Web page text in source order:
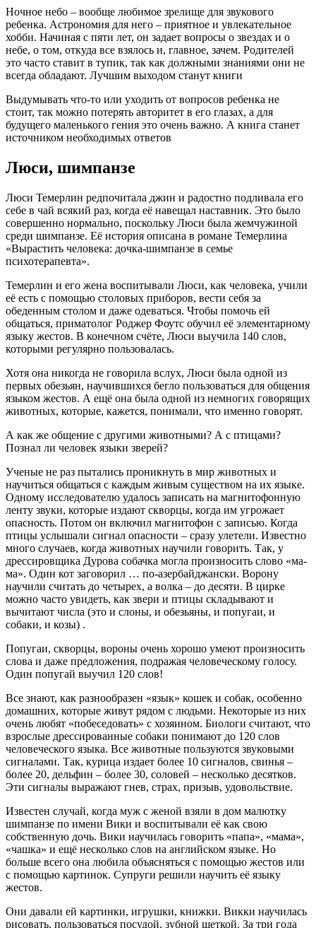
Ночное небо – вообще любимое зрелище для звукового
ребенка. Астрономия для него – приятное и увлекательное
хобби. Начиная с пяти лет, он задает вопросы о звездах и о
небе, о том, откуда все взялось и, главное, зачем. Родителей
это часто ставит в тупик, так как должными знаниями они не
всегда обладают. Лучшим выходом станут книги
Выдумывать что-то или уходить от вопросов ребенка не
стоит, так можно потерять авторитет в его глазах, а для
будущего маленького гения это очень важно. А книга станет
источником необходимых ответов
Люси, шимпанзе
Люси Темерлин редпочитала джин и радостно подливала его
себе в чай всякий раз, когда её навещал наставник. Это было
совершенно нормально, поскольку Люси была жемчужиной
среди шимпанзе. Её история описана в романе Темерлина
«Вырастить человека: дочка-шимпанзе в семье
психотерапевта».
Темерлин и его жена воспитывали Люси, как человека, учили
её есть с помощью столовых приборов, вести себя за
обеденным столом и даже одеваться. Чтобы помочь ей
общаться, приматолог Роджер Фоутс обучил её элементарному
языку жестов. В конечном счёте, Люси выучила 140 слов,
которыми регулярно пользовалась.
Хотя она никогда не говорила вслух, Люси была одной из
первых обезьян, научившихся бегло пользоваться для общения
языком жестов. А ещё она была одной из немногих говорящих
животных, которые, кажется, понимали, что именно говорят.
А как же общение с другими животными? А с птицами?
Познал ли человек языки зверей?
Ученые не раз пытались проникнуть в мир животных и
научиться общаться с каждым живым существом на их языке.
Одному исследователю удалось записать на магнитофонную
ленту звуки, которые издают скворцы, когда им угрожает
опасность. Потом он включил магнитофон с записью. Когда
птицы услышали сигнал опасности – сразу улетели. Известно
много случаев, когда животных научили говорить. Так, у
дрессировщика Дурова собачка могла произносить слово «ма-
ма». Один кот заговорил … по-азербайджански. Ворону
научили считать до четырех, а волка – до десяти. В цирке
можно часто увидеть, как звери и птицы складывают и
вычитают числа (это и слоны, и обезьяны, и попугаи, и
собаки, и козы) .
Попугаи, скворцы, вороны очень хорошо умеют произносить
слова и даже предложения, подражая человеческому голосу.
Один попугай выучил 120 слов!
Все знают, как разнообразен «язык» кошек и собак, особенно
домашних, которые живут рядом с людьми. Некоторые из них
очень любят «побеседовать» с хозяином. Биологи считают, что
взрослые дрессированные собаки понимают до 120 слов
человеческого языка. Все животные пользуются звуковыми
сигналами. Так, курица издает более 10 сигналов, свинья –
более 20, дельфин – более 30, соловей – несколько десятков.
Эти сигналы выражают гнев, страх, призыв, удовольствие.
Известен случай, когда муж с женой взяли в дом малютку
шимпанзе по имени Вики и воспитывали её как свою
собственную дочь. Вики научилась говорить «папа», «мама»,
«чашка» и ещё несколько слов на английском языке. Но
больше всего она любила объясняться с помощью жестов или
с помощью картинок. Супруги решили научить её языку
жестов.
Они давали ей картинки, игрушки, книжки. Викки научилась
рисовать, пользоваться посудой, зубной щеткой. За три года